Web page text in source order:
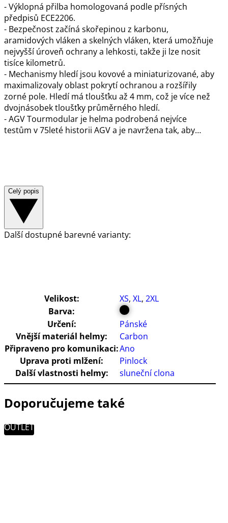
- Výklopná přilba homologovaná podle přísných
předpisů ECE2206.
- Bezpečnost začíná skořepinou z karbonu,
aramidových vláken a skelných vláken, která umožňuje
nejvyšší úroveň ochrany a lehkosti, takže ji lze nosit
tisíce kilometrů.
- Mechanismy hledí jsou kovové a miniaturizované, aby
maximalizovaly oblast pokrytí ochranou a rozšířily
zorné pole. Hledí má tloušťku až 4 mm, což je více než
dvojnásobek tloušťky průměrného hledí.
- AGV Tourmodular je helma podrobená nejvíce
testům v 75leté historii AGV a je navržena tak, aby…
Celý popis
Další dostupné barevné varianty:
Velikost: XS, XL, 2XL
Barva:
Určení:
Pánské
Vnější materiál helmy:
Carbon
Připraveno pro komunikaci:Ano
Uprava proti mlžení:
Pinlock
Další vlastnosti helmy:
sluneční clona
Doporučujeme také
OUTLET